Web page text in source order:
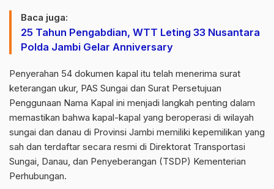
Baca juga:
25 Tahun Pengabdian, WTT Leting 33 Nusantara
Polda Jambi Gelar Anniversary
Penyerahan 54 dokumen kapal itu telah menerima surat
keterangan ukur, PAS Sungai dan Surat Persetujuan
Penggunaan Nama Kapal ini menjadi langkah penting dalam
memastikan bahwa kapal-kapal yang beroperasi di wilayah
sungai dan danau di Provinsi Jambi memiliki kepemilikan yang
sah dan terdaftar secara resmi di Direktorat Transportasi
Sungai, Danau, dan Penyeberangan (TSDP) Kementerian
Perhubungan.